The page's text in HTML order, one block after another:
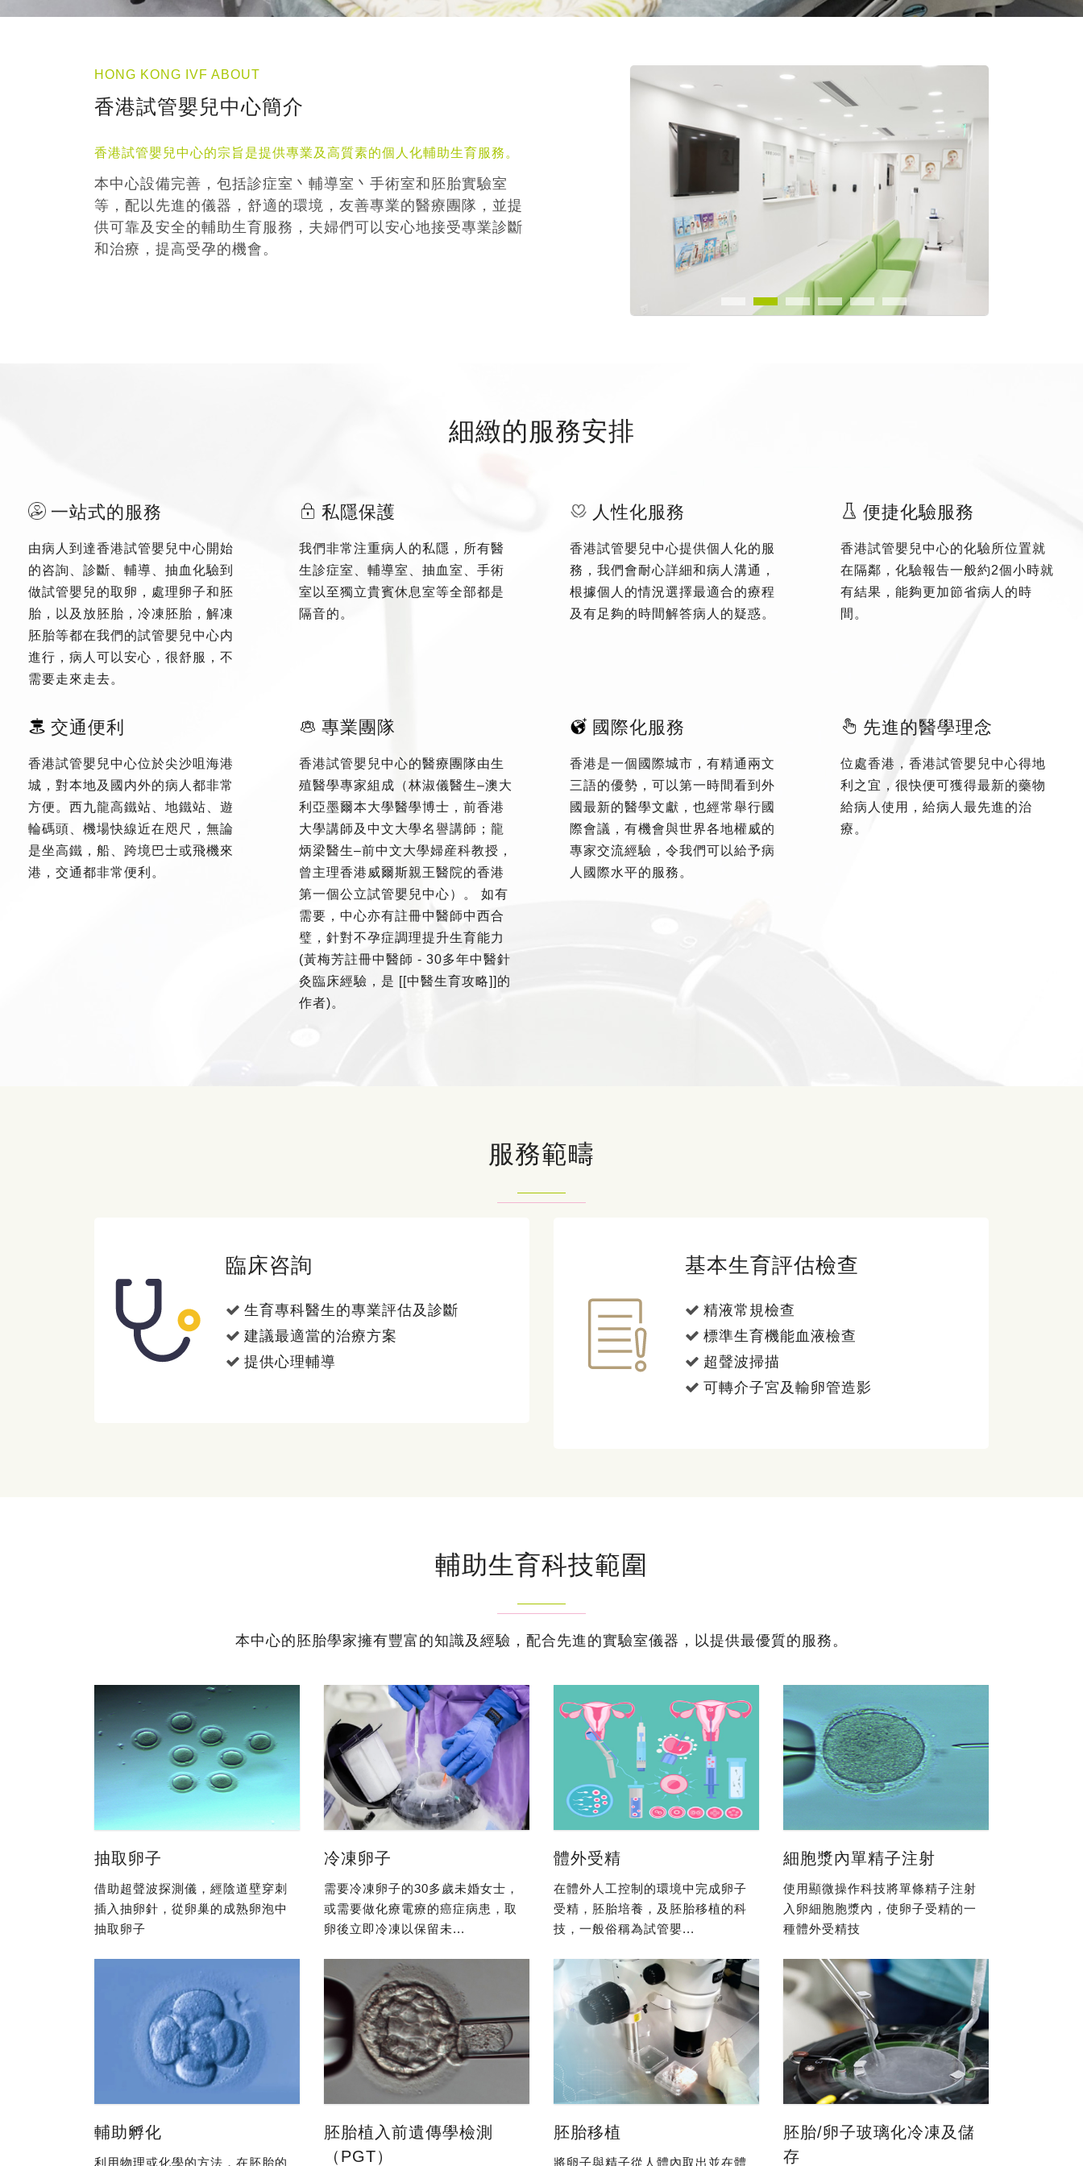
HONG KONG IVF ABOUT
香港試管嬰兒中心簡介
香港試管嬰兒中心的宗旨是提供專業及高質素的個人化輔助生育服務。
本中心設備完善，包括診症室丶輔導室丶手術室和胚胎實驗室
等，配以先進的儀器，舒適的環境，友善專業的醫療團隊，並提
供可靠及安全的輔助生育服務，夫婦們可以安心地接受專業診斷
和治療，提高受孕的機會。
細緻的服務安排
一站式的服務
由病人到達香港試管嬰兒中心開始
的咨詢、診斷、輔導、抽血化驗到
做試管嬰兒的取卵，處理卵子和胚
胎，以及放胚胎，冷凍胚胎，解凍
胚胎等都在我們的試管嬰兒中心内
進行，病人可以安心，很舒服，不
需要走來走去。
私隱保護
我們非常注重病人的私隱，所有醫
生診症室、輔導室、抽血室、手術
室以至獨立貴賓休息室等全部都是
隔音的。
人性化服務
香港試管嬰兒中心提供個人化的服
務，我們會耐心詳細和病人溝通，
根據個人的情況選擇最適合的療程
及有足夠的時間解答病人的疑惑。
便捷化驗服務
香港試管嬰兒中心的化驗所位置就
在隔鄰，化驗報告一般約2個小時就
有結果，能夠更加節省病人的時
間。
交通便利
香港試管嬰兒中心位於尖沙咀海港
城，對本地及國内外的病人都非常
方便。西九龍高鐵站、地鐵站、遊
輪碼頭、機場快線近在咫尺，無論
是坐高鐵，船、跨境巴士或飛機來
港，交通都非常便利。
專業團隊
香港試管嬰兒中心的醫療團隊由生
殖醫學專家組成（林淑儀醫生–澳大
利亞墨爾本大學醫學博士，前香港
大學講師及中文大學名譽講師；龍
炳梁醫生–前中文大學婦産科教授，
曾主理香港威爾斯親王醫院的香港
第一個公立試管嬰兒中心）。 如有
需要，中心亦有註冊中醫師中西合
璧，針對不孕症調理提升生育能力
(黃梅芳註冊中醫師 - 30多年中醫針
灸臨床經驗，是 [[中醫生育攻略]]的
作者)。
國際化服務
香港是一個國際城市，有精通兩文
三語的優勢，可以第一時間看到外
國最新的醫學文獻，也經常舉行國
際會議，有機會與世界各地權威的
專家交流經驗，令我們可以給予病
人國際水平的服務。
先進的醫學理念
位處香港，香港試管嬰兒中心得地
利之宜，很快便可獲得最新的藥物
給病人使用，給病人最先進的治
療。
服務範疇
臨床咨詢
生育專科醫生的專業評估及診斷
建議最適當的治療方案
提供心理輔導
基本生育評估檢查
精液常規檢查
標準生育機能血液檢查
超聲波掃描
可轉介子宮及輸卵管造影
輔助生育科技範圍
本中心的胚胎學家擁有豐富的知識及經驗，配合先進的實驗室儀器，以提供最優質的服務。
抽取卵子
借助超聲波探測儀，經陰道壁穿刺
插入抽卵針，從卵巢的成熟卵泡中
抽取卵子
冷凍卵子
需要冷凍卵子的30多歲未婚女士，
或需要做化療電療的癌症病患，取
卵後立即冷凍以保留未...
體外受精
在體外人工控制的環境中完成卵子
受精，胚胎培養，及胚胎移植的科
技，一般俗稱為試管嬰...
細胞漿內單精子注射
使用顯微操作科技將單條精子注射
入卵細胞胞漿內，使卵子受精的一
種體外受精技
輔助孵化
利用物理或化學的方法，在胚胎的
胚胎植入前遺傳學檢測
（PGT）
胚胎移植
將卵子與精子從人體內取出並在體
胚胎/卵子玻璃化冷凍及儲
存